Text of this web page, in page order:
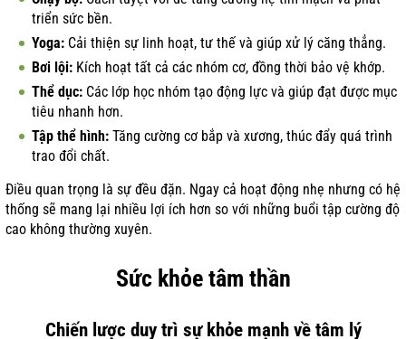
triển sức bền.
Yoga: Cải thiện sự linh hoạt, tư thế và giúp xử lý căng thẳng.
Bơi lội: Kích hoạt tất cả các nhóm cơ, đồng thời bảo vệ khớp.
Thể dục: Các lớp học nhóm tạo động lực và giúp đạt được mục
tiêu nhanh hơn.
Tập thể hình: Tăng cường cơ bắp và xương, thúc đẩy quá trình
trao đổi chất.
Điều quan trọng là sự đều đặn. Ngay cả hoạt động nhẹ nhưng có hệ
thống sẽ mang lại nhiều lợi ích hơn so với những buổi tập cường độ
cao không thường xuyên.
Sức khỏe tâm thần
Chiến lược duy trì sự khỏe mạnh về tâm lý